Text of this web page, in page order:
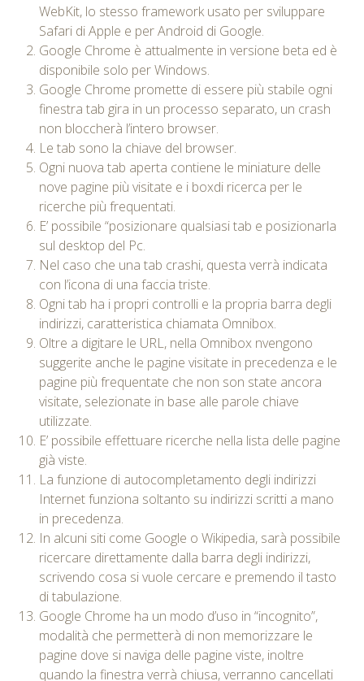
WebKit, lo stesso framework usato per sviluppare
Safari di Apple e per Android di Google.
Google Chrome è attualmente in versione beta ed è
disponibile solo per Windows.
Google Chrome promette di essere più stabile ogni
finestra tab gira in un processo separato, un crash
non bloccherà l’intero browser.
Le tab sono la chiave del browser.
Ogni nuova tab aperta contiene le miniature delle
nove pagine più visitate e i boxdi ricerca per le
ricerche più frequentati.
E’ possibile “posizionare qualsiasi tab e posizionarla
sul desktop del Pc.
Nel caso che una tab crashi, questa verrà indicata
con l’icona di una faccia triste.
Ogni tab ha i propri controlli e la propria barra degli
indirizzi, caratteristica chiamata Omnibox.
Oltre a digitare le URL, nella Omnibox nvengono
suggerite anche le pagine visitate in precedenza e le
pagine più frequentate che non son state ancora
visitate, selezionate in base alle parole chiave
utilizzate.
E’ possibile effettuare ricerche nella lista delle pagine
già viste.
La funzione di autocompletamento degli indirizzi
Internet funziona soltanto su indirizzi scritti a mano
in precedenza.
In alcuni siti come Google o Wikipedia, sarà possibile
ricercare direttamente dalla barra degli indirizzi,
scrivendo cosa si vuole cercare e premendo il tasto
di tabulazione.
Google Chrome ha un modo d’uso in “incognito”,
modalità che permetterà di non memorizzare le
pagine dove si naviga delle pagine viste, inoltre
quando la finestra verrà chiusa, verranno cancellati